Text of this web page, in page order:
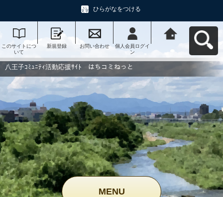
ひらがなをつける
このサイトにつ
いて
新規登録 お問い合わせ
個人会員ログイ
ン
動応援ｻｲﾄ はち
コミねっとへ戻
八王子ｺﾐｭﾆﾃｨ活動応援ｻｲﾄ はちコミねっと
MENU